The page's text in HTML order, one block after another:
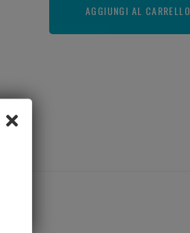
AGGIUNGI AL CARRELLO